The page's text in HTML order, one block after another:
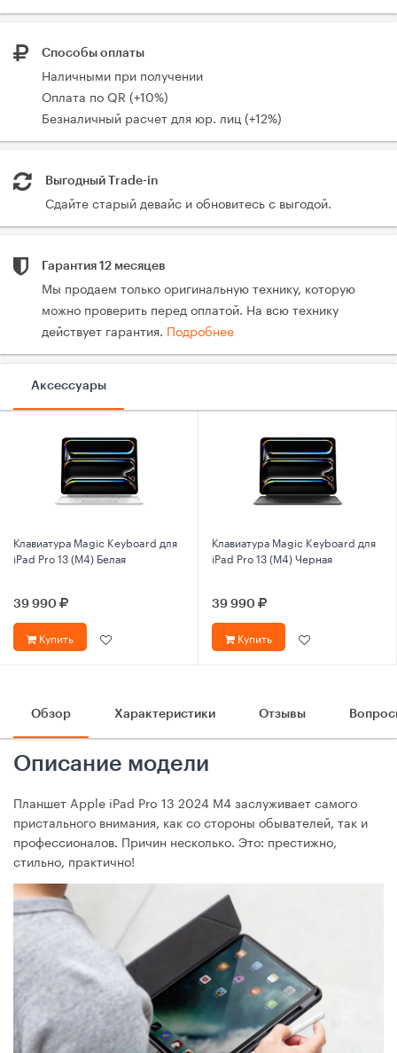
Способы оплаты
Наличными при получении
Оплата по QR (+10%)
Безналичный расчет для юр. лиц (+12%)
Выгодный Trade-in
Сдайте старый девайс и обновитесь с выгодой.
Гарантия 12 месяцев
Мы продаем только оригинальную технику, которую
можно проверить перед оплатой. На всю технику
действует гарантия. Подробнее
Аксессуары
Клавиатура Magic Keyboard для
iPad Pro 13 (M4) Белая
39 990
Купить
Клавиатура Magic Keyboard для
iPad Pro 13 (M4) Черная
39 990
Купить
Обзор Характеристики Отзывы
Описание модели
Планшет Apple iPad Pro 13 2024 М4 заслуживает самого
пристального внимания, как со стороны обывателей, так и
профессионалов. Причин несколько. Это: престижно,
стильно, практично!